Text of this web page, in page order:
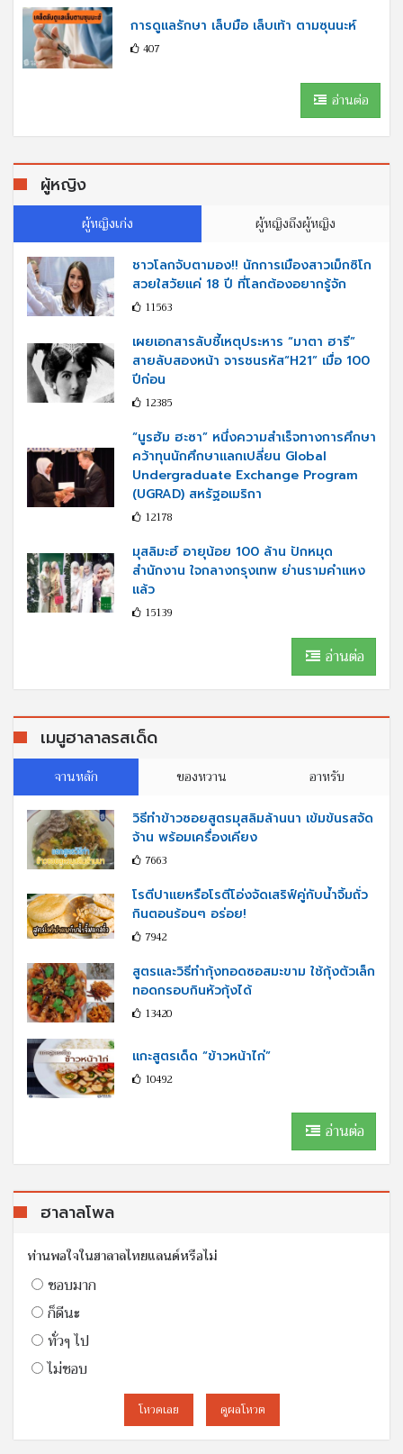
การดูแลรักษา เล็บมือ เล็บเท้า ตามซุนนะห์
407
อ่านต่อ
ผู้หญิง
ผู้หญิงเก่ง ผู้หญิงถึงผู้หญิง
ชาวโลกจับตามอง!! นักการเมืองสาวเม็กซิโก
สวยใสวัยแค่ 18 ปี ที่โลกต้องอยากรู้จัก
11563
เผยเอกสารลับชี้เหตุประหาร “มาตา ฮารี”
สายลับสองหน้า จารชนรหัส“H21” เมื่อ 100
ปีก่อน
12385
“นูรฮัม ฮะซา” หนึ่งความสำเร็จทางการศึกษา
คว้าทุนนักศึกษาแลกเปลี่ยน Global
Undergraduate Exchange Program
(UGRAD) สหรัฐอเมริกา
12178
มุสลิมะฮ์ อายุน้อย 100 ล้าน ปักหมุด
สำนักงาน ใจกลางกรุงเทพ ย่านรามคำแหง
แล้ว
15139
อ่านต่อ
เมนูฮาลาลรสเด็ด
จานหลัก ของหวาน อาหรับ
วิธีทำข้าวซอยสูตรมุสลิมล้านนา เข้มข้นรสจัด
จ้าน พร้อมเครื่องเคียง
7663
โรตีปาแยหรือโรตีโอ่งจัดเสริฟ์คู่กับนํ้าจิ้มถั่ว
กินตอนร้อนๆ อร่อย!
7942
สูตรและวิธีทำกุ้งทอดซอสมะขาม ใช้กุ้งตัวเล็ก
ทอดกรอบกินหัวกุ้งได้
13420
แกะสูตรเด็ด “ข้าวหน้าไก่”
10492
อ่านต่อ
ฮาลาลโพล
ท่านพอใจในฮาลาลไทยแลนด์หรือไม่
ชอบมาก
ก็ดีนะ
ทั่วๆ ไป
ไม่ชอบ
โหวดเลย ดูผลโหวต